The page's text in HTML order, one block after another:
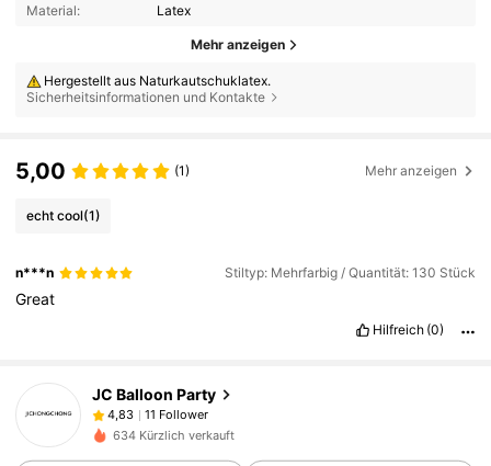
Material: Latex
Mehr anzeigen
Hergestellt aus Naturkautschuklatex.
Sicherheitsinformationen und Kontakte
5,00 (1) Mehr anzeigen
echt cool(1)
n***n Stiltyp: Mehrfarbig / Quantität: 130 Stück
Great
Hilfreich (0)
JC Balloon Party
4,83
11 Follower
634 Kürzlich verkauft